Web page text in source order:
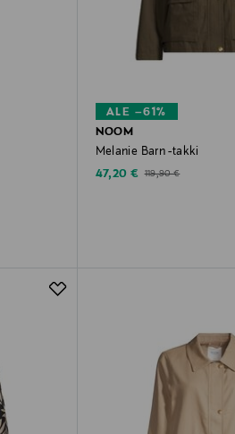
ALE –61%
NOOM
Melanie Barn -takki
Discounted Price
47,20 € Original Price
119,90 €